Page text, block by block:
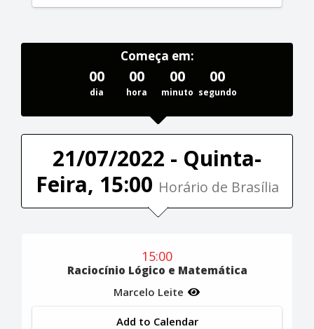
Começa em:
00
dia
00
hora
00
minuto
00
segundo
21/07/2022 - Quinta-
Feira, 15:00 Horário de Brasília
15:00
Raciocínio Lógico e Matemática
Marcelo Leite
Add to Calendar